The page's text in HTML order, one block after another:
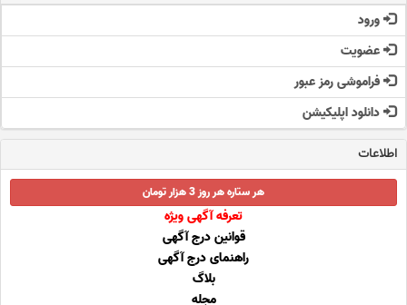
ورود
عضویت
فراموشی رمز عبور
دانلود اپلیکیشن
اطلاعات
هر ستاره هر روز 3 هزار تومان
تعرفه آگهی ویژه
قوانین درج آگهی
راهنمای درج آگهی
بلاگ
مجله